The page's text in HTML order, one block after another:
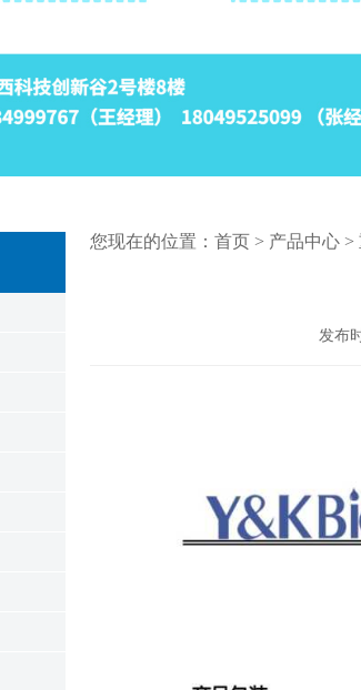
您现在的位置： 首页 > 产品中心 >
发布